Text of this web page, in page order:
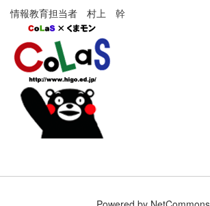
情報教育担当者 村上 幹